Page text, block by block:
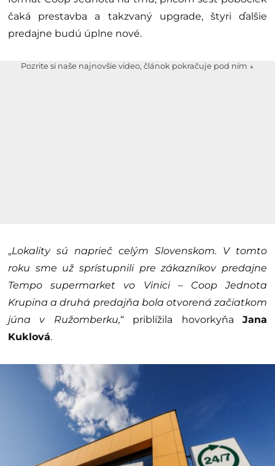
čaká prestavba a takzvaný upgrade, štyri ďalšie
predajne budú úplne nové.
Pozrite si naše najnovšie video, článok pokračuje pod ním ↓
„Lokality sú naprieč celým Slovenskom. V tomto
roku sme už sprístupnili pre zákazníkov predajne
Tempo supermarket vo Vinici – Coop Jednota
Krupina a druhá predajňa bola otvorená začiatkom
júna v Ružomberku,“ priblížila hovorkyňaJana
Kuklová.